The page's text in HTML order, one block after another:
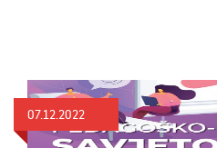
07.12.2022